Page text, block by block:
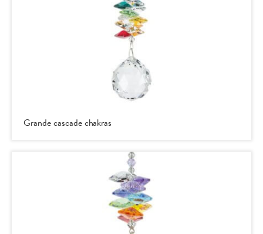
Grande cascade chakras